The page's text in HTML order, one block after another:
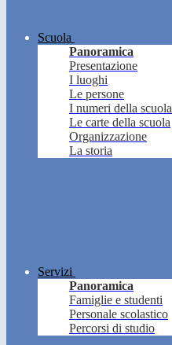
Scuola
Panoramica
Presentazione
I luoghi
Le persone
I numeri della scuola
Le carte della scuola
Organizzazione
La storia
Servizi
Panoramica
Famiglie e studenti
Personale scolastico
Percorsi di studio